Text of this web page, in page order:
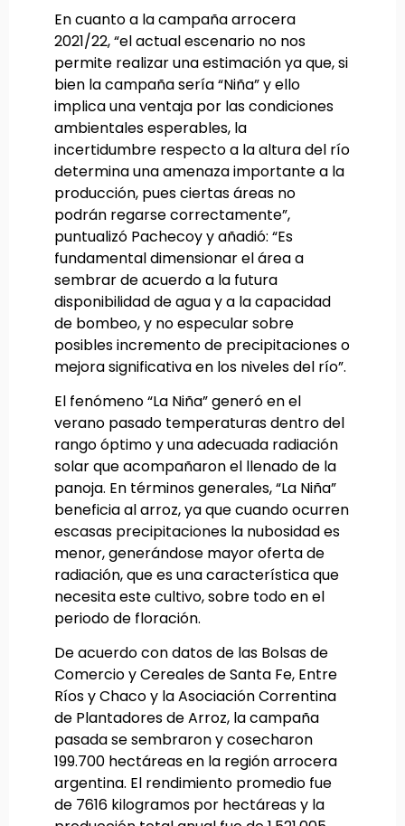
En cuanto a la campaña arrocera
2021/22, “el actual escenario no nos
permite realizar una estimación ya que, si
bien la campaña sería “Niña” y ello
implica una ventaja por las condiciones
ambientales esperables, la
incertidumbre respecto a la altura del río
determina una amenaza importante a la
producción, pues ciertas áreas no
podrán regarse correctamente”,
puntualizó Pachecoy y añadió: “Es
fundamental dimensionar el área a
sembrar de acuerdo a la futura
disponibilidad de agua y a la capacidad
de bombeo, y no especular sobre
posibles incremento de precipitaciones o
mejora significativa en los niveles del río”.
El fenómeno “La Niña” generó en el
verano pasado temperaturas dentro del
rango óptimo y una adecuada radiación
solar que acompañaron el llenado de la
panoja. En términos generales, “La Niña”
beneficia al arroz, ya que cuando ocurren
escasas precipitaciones la nubosidad es
menor, generándose mayor oferta de
radiación, que es una característica que
necesita este cultivo, sobre todo en el
periodo de floración.
De acuerdo con datos de las Bolsas de
Comercio y Cereales de Santa Fe, Entre
Ríos y Chaco y la Asociación Correntina
de Plantadores de Arroz, la campaña
pasada se sembraron y cosecharon
199.700 hectáreas en la región arrocera
argentina. El rendimiento promedio fue
de 7616 kilogramos por hectáreas y la